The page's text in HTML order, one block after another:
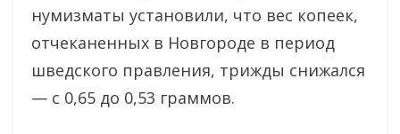
нумизматы установили, что вес копеек,
отчеканенных в Новгороде в период
шведского правления, трижды снижался
— с 0,65 до 0,53 граммов.